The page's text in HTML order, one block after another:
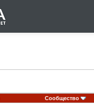
Сообщество